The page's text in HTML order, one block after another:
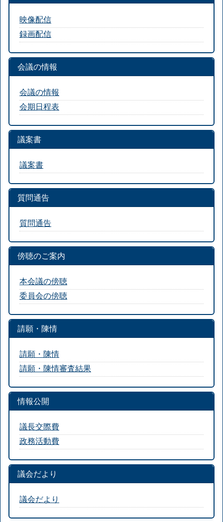
映像配信
録画配信
会議の情報
会議の情報
会期日程表
議案書
議案書
質問通告
質問通告
傍聴のご案内
本会議の傍聴
委員会の傍聴
請願・陳情
請願・陳情
請願・陳情審査結果
情報公開
議長交際費
政務活動費
議会だより
議会だより